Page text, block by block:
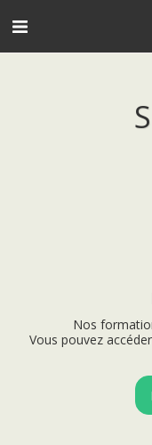
Nos
Vous pouvez